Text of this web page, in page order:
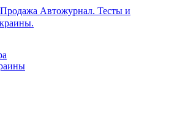
Автожурнал. Тесты и